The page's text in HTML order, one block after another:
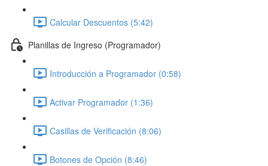
Calcular Descuentos (5:42)
Planillas de Ingreso (Programador)
Introducción a Programador (0:58)
Activar Programador (1:36)
Casillas de Verificación (8:06)
Botones de Opción (8:46)